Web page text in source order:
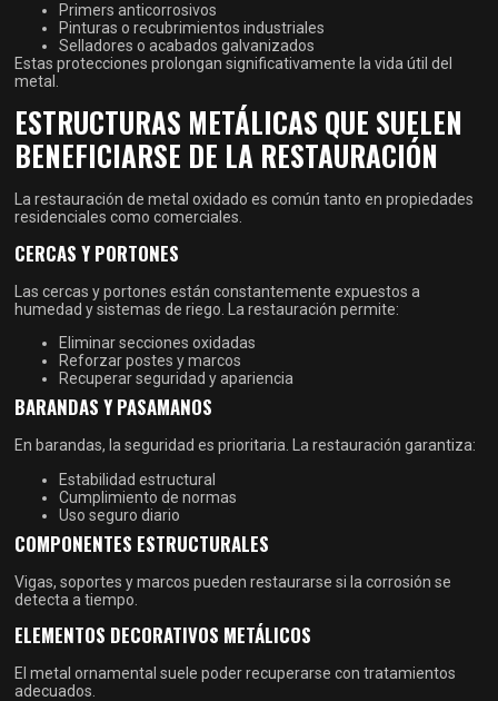
Primers anticorrosivos
Pinturas o recubrimientos industriales
Selladores o acabados galvanizados
Estas protecciones prolongan significativamente la vida útil del
metal.
ESTRUCTURAS METÁLICAS QUE SUELEN
BENEFICIARSE DE LA RESTAURACIÓN
La restauración de metal oxidado es común tanto en propiedades
residenciales como comerciales.
CERCAS Y PORTONES
Las cercas y portones están constantemente expuestos a
humedad y sistemas de riego. La restauración permite:
Eliminar secciones oxidadas
Reforzar postes y marcos
Recuperar seguridad y apariencia
BARANDAS Y PASAMANOS
En barandas, la seguridad es prioritaria. La restauración garantiza:
Estabilidad estructural
Cumplimiento de normas
Uso seguro diario
COMPONENTES ESTRUCTURALES
Vigas, soportes y marcos pueden restaurarse si la corrosión se
detecta a tiempo.
ELEMENTOS DECORATIVOS METÁLICOS
El metal ornamental suele poder recuperarse con tratamientos
adecuados.